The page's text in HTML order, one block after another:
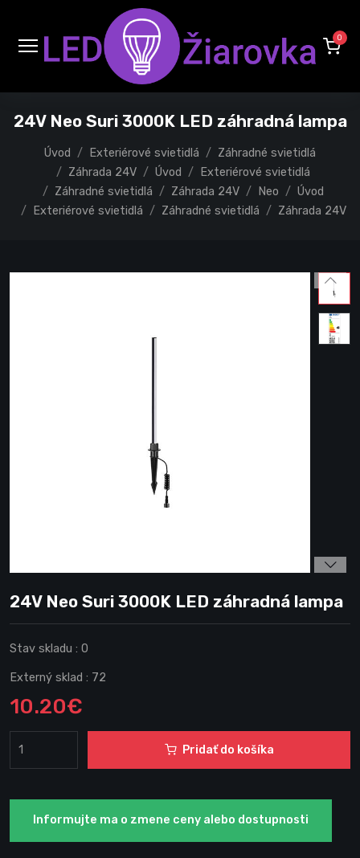
0
24V Neo Suri 3000K LED záhradná lampa
Úvod Exteriérové svietidlá
Záhradné svietidlá
Záhrada 24V
Úvod
Exteriérové svietidlá
Záhradné svietidlá
Záhrada 24V Neo
Úvod
Exteriérové svietidlá
Záhradné svietidlá Záhrada 24V
24V Neo Suri 3000K LED záhradná lampa
Stav skladu : 0
Externý sklad : 72
10.20€
Pridať do košíka
Informujte ma o zmene ceny alebo dostupnosti